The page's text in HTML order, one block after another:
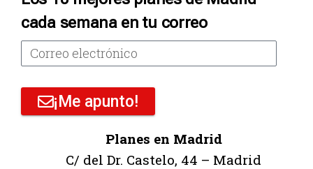
cada semana en tu correo
¡Me apunto!
Planes en Madrid
C/ del Dr. Castelo, 44 – Madrid